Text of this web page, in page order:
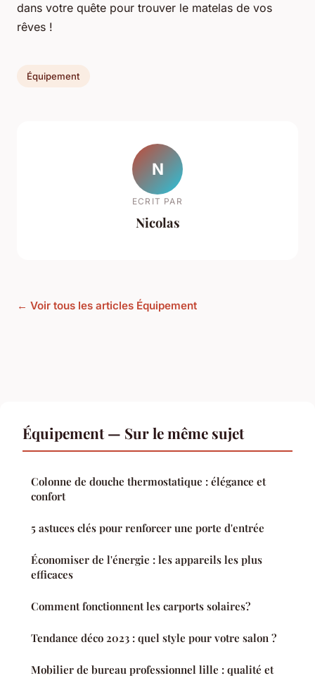
dans votre quête pour trouver le matelas de vos
rêves !
Équipement
N
ECRIT PAR
Nicolas
← Voir tous les articles Équipement
Équipement — Sur le même sujet
Colonne de douche thermostatique : élégance et
confort
5 astuces clés pour renforcer une porte d'entrée
Économiser de l'énergie : les appareils les plus
efficaces
Comment fonctionnent les carports solaires?
Tendance déco 2023 : quel style pour votre salon ?
Mobilier de bureau professionnel lille : qualité et